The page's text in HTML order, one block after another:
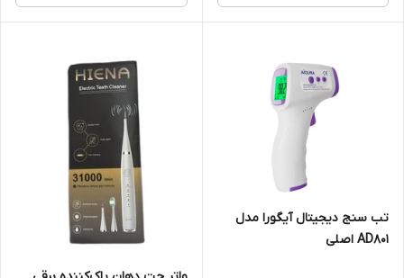
تب سنج دیجیتال آیگورا مدل
AD801 اصلی